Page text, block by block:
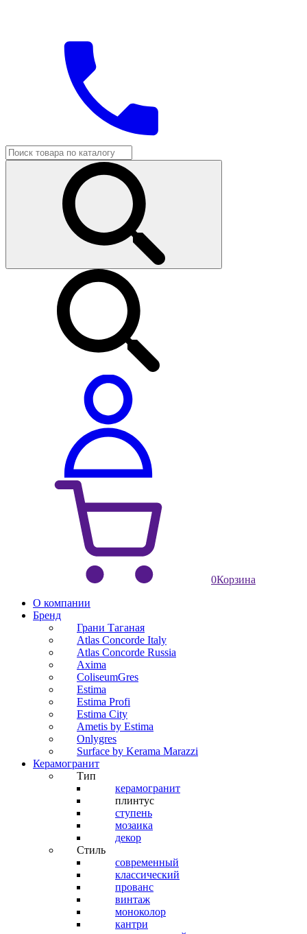
0Корзина
О компании
Бренд
Грани Таганая
Atlas Concorde Italy
Atlas Concorde Russia
Axima
ColiseumGres
Estima
Estima Profi
Estima City
Ametis by Estima
Onlygres
Surface by Kerama Marazzi
Керамогранит
Тип
керамогранит
плинтус
ступень
мозаика
декор
Стиль
современный
классический
прованс
винтаж
моноколор
кантри